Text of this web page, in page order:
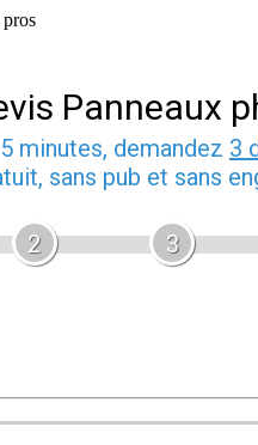
pros
Panneaux
minutes, demandez 3
sans pub et sans
2 3